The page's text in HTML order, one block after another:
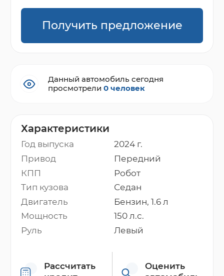
Характеристики
Год выпуска
2024 г.
Привод
Передний
КПП
Робот
Тип кузова
Седан
Двигатель
Бензин, 1.6 л
Мощность
150 л.с.
Руль
Левый
Рассчитать
Оценить
Получить предложение
Данный автомобиль сегодня
просмотрели0 человек